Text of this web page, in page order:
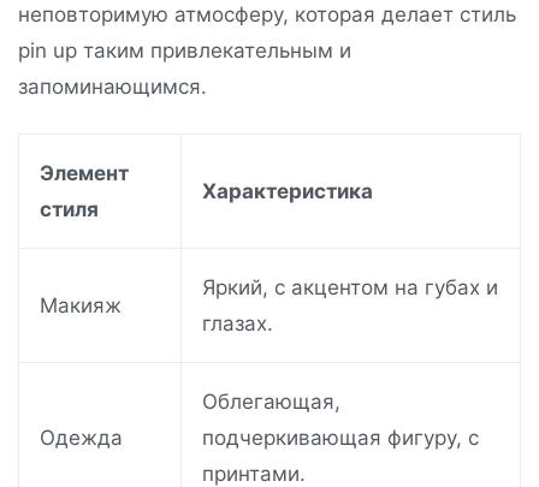
неповторимую атмосферу, которая делает стиль
pin up таким привлекательным и
запоминающимся.
Элемент
стиля
Характеристика
Макияж
Яркий, с акцентом на губах и
глазах.
Одежда
Облегающая,
подчеркивающая фигуру, с
принтами.